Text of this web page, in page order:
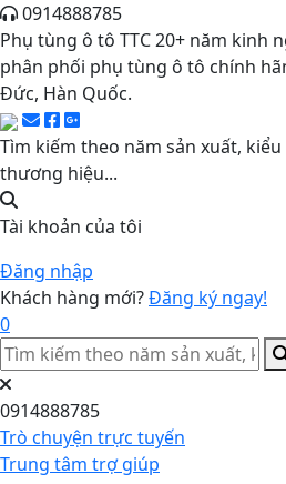
0914888785
Phụ tùng ô tô TTC 20+ năm kinh
phân phối phụ tùng ô tô chính
Đức, Hàn Quốc.
Tìm kiếm theo năm sản xuất,
thương hiệu...
Tài khoản của tôi
Đăng nhập
Khách hàng mới?Đăng ký ngay!
0
0914888785
Trò chuyện trực tuyến
Trung tâm trợ giúp